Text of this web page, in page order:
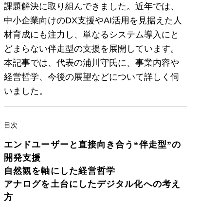
課題解決に取り組んできました。近年では、
中小企業向けのDX支援やAI活用を見据えた人
材育成にも注力し、単なるシステム導入にと
どまらない伴走型の支援を展開しています。
本記事では、代表の浦川守氏に、事業内容や
経営哲学、今後の展望などについて詳しく伺
いました。
目次
エンドユーザーと直接向き合う“伴走型”の
開発支援
自然観を軸にした経営哲学
アナログを土台にしたデジタル化への考え
方